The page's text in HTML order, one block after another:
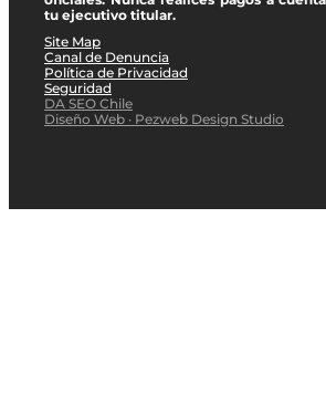
tu ejecutivo titular.
Site Map
Canal de Denuncia
Política de Privacidad
Seguridad
DA SEO Chile
Diseño Web · Pezweb Design Studio